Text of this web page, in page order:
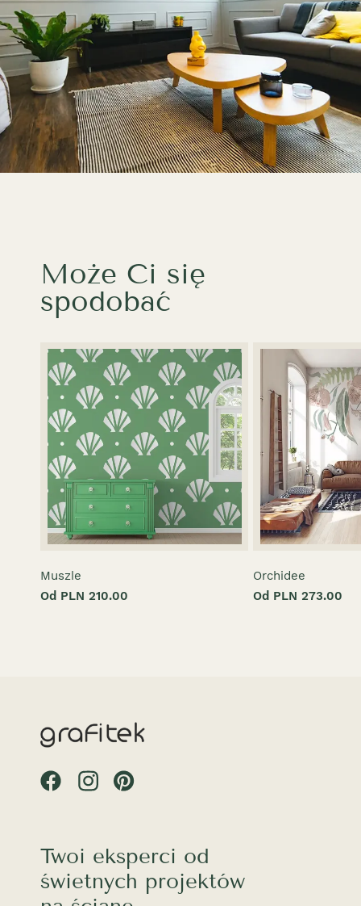
Może Ci się
spodobać
Muszle
Od PLN 210.00
Orchidee
Od PLN 273.00
Twoi eksperci od
świetnych projektów